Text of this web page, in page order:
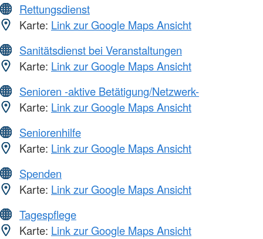
Rettungsdienst
Karte: Link zur Google Maps Ansicht
Sanitätsdienst bei Veranstaltungen
Karte: Link zur Google Maps Ansicht
Senioren -aktive Betätigung/Netzwerk-
Karte: Link zur Google Maps Ansicht
Seniorenhilfe
Karte: Link zur Google Maps Ansicht
Spenden
Karte: Link zur Google Maps Ansicht
Tagespflege
Karte: Link zur Google Maps Ansicht